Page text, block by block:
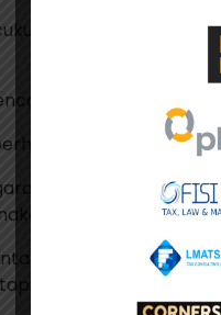
retak. Banyak
akan mulai
aturan ini
dengan ekonomi
sebesar 43 triliun
Jepang juga baru
akan membuat